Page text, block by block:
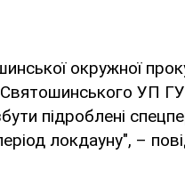
окружної
Святошинського УП
підроблені
локдауну", –